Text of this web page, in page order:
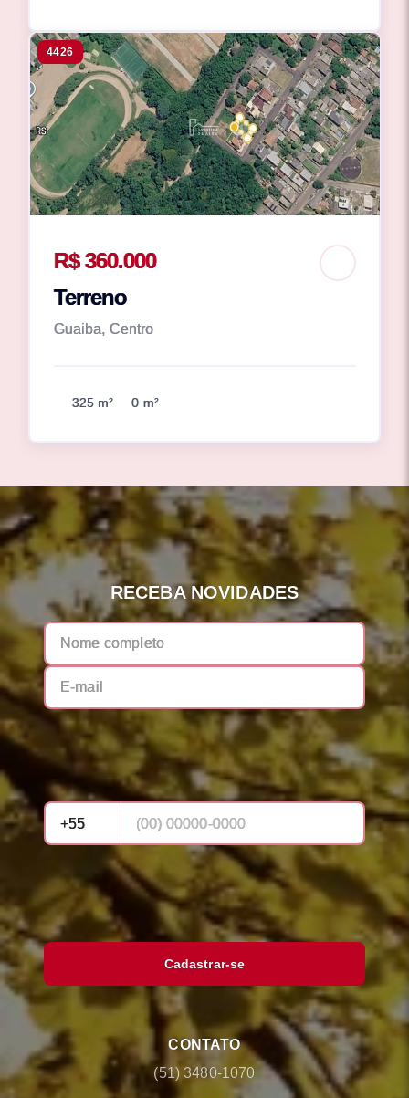
4426
R$ 360.000
Terreno
Guaiba, Centro
325 m² 0 m²
RECEBA NOVIDADES
Cadastrar-se
CONTATO
(51) 3480-1070